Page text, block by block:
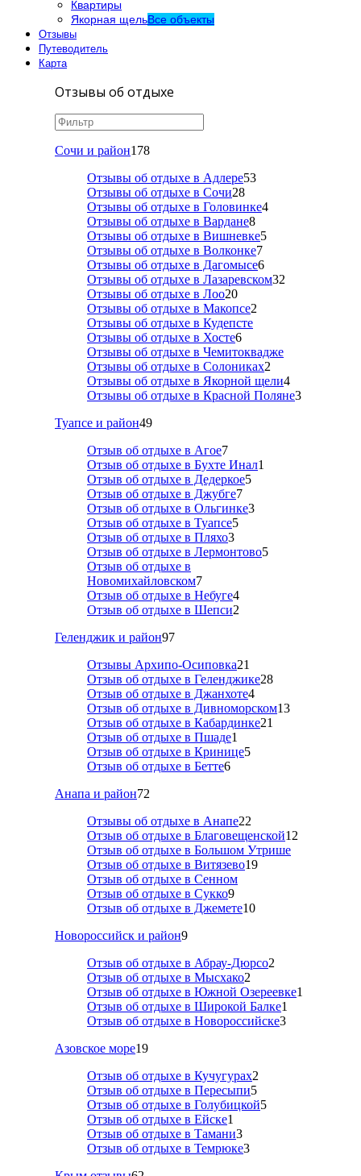
Квартиры
Якорная щельВсе объекты
Отзывы
Путеводитель
Карта
Отзывы об отдыхе
Сочи и район178
Отзывы об отдыхе в Адлере53
Отзывы об отдыхе в Сочи28
Отзывы об отдыхе в Головинке4
Отзывы об отдыхе в Вардане8
Отзывы об отдыхе в Вишневке5
Отзывы об отдыхе в Волконке7
Отзывы об отдыхе в Дагомысе6
Отзывы об отдыхе в Лазаревском32
Отзывы об отдыхе в Лоо20
Отзывы об отдыхе в Макопсе2
Отзывы об отдыхе в Кудепсте
Отзывы об отдыхе в Хосте6
Отзывы об отдыхе в Чемитоквадже
Отзывы об отдыхе в Солониках2
Отзывы об отдыхе в Якорной щели4
Отзывы об отдыхе в Красной Поляне3
Туапсе и район49
Отзыв об отдыхе в Агое7
Отзыв об отдыхе в Бухте Инал1
Отзыв об отдыхе в Дедеркое5
Отзыв об отдыхе в Джубге7
Отзыв об отдыхе в Ольгинке3
Отзыв об отдыхе в Туапсе5
Отзыв об отдыхе в Пляхо3
Отзыв об отдыхе в Лермонтово5
Отзыв об отдыхе в
Новомихайловском7
Отзыв об отдыхе в Небуге4
Отзыв об отдыхе в Шепси2
Геленджик и район97
Отзывы Архипо-Осиповка21
Отзыв об отдыхе в Геленджике28
Отзыв об отдыхе в Джанхоте4
Отзыв об отдыхе в Дивноморском13
Отзыв об отдыхе в Кабардинке21
Отзыв об отдыхе в Пшаде1
Отзыв об отдыхе в Кринице5
Отзыв об отдыхе в Бетте6
Анапа и район72
Отзывы об отдыхе в Анапе22
Отзыв об отдыхе в Благовещенской12
Отзыв об отдыхе в Большом Утрише
Отзыв об отдыхе в Витязево19
Отзыв об отдыхе в Сенном
Отзыв об отдыхе в Сукко9
Отзыв об отдыхе в Джемете10
Новороссийск и район9
Отзыв об отдыхе в Абрау-Дюрсо2
Отзыв об отдыхе в Мысхако2
Отзыв об отдыхе в Южной Озереевке1
Отзыв об отдыхе в Широкой Балке1
Отзыв об отдыхе в Новороссийске3
Азовское море19
Отзыв об отдыхе в Кучугурах2
Отзыв об отдыхе в Пересыпи5
Отзыв об отдыхе в Голубицкой5
Отзыв об отдыхе в Ейске1
Отзыв об отдыхе в Тамани3
Отзыв об отдыхе в Темрюке3